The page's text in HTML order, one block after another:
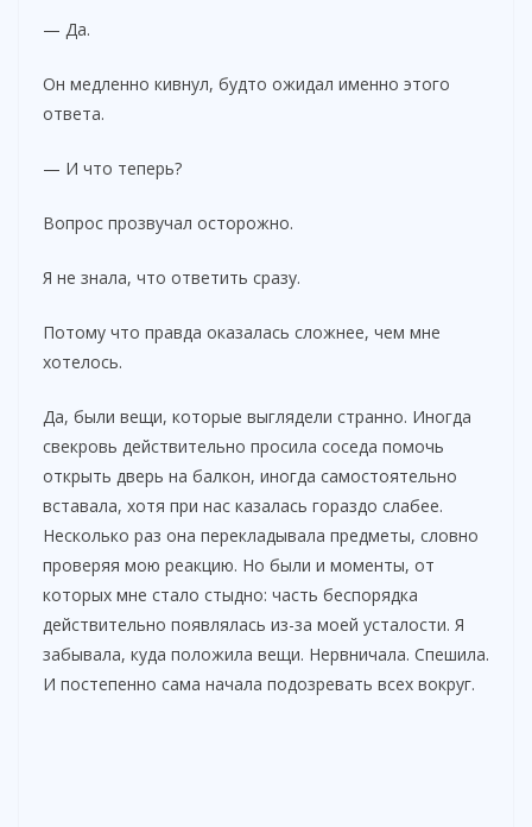
— Да.
Он медленно кивнул, будто ожидал именно этого
ответа.
— И что теперь?
Вопрос прозвучал осторожно.
Я не знала, что ответить сразу.
Потому что правда оказалась сложнее, чем мне
хотелось.
Да, были вещи, которые выглядели странно. Иногда
свекровь действительно просила соседа помочь
открыть дверь на балкон, иногда самостоятельно
вставала, хотя при нас казалась гораздо слабее.
Несколько раз она перекладывала предметы, словно
проверяя мою реакцию. Но были и моменты, от
которых мне стало стыдно: часть беспорядка
действительно появлялась из-за моей усталости. Я
забывала, куда положила вещи. Нервничала. Спешила.
И постепенно сама начала подозревать всех вокруг.